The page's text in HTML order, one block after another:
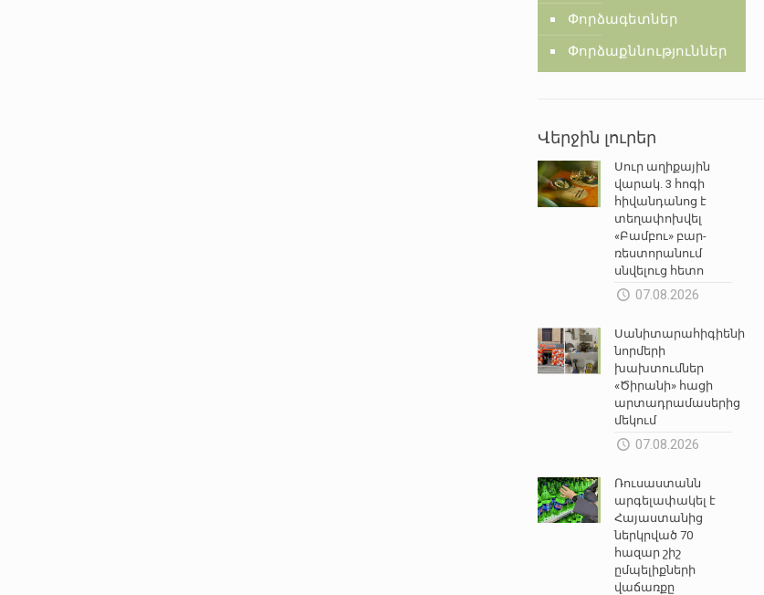
Փորձագետներ
Փորձաքննություններ
Վերջին լուրեր
Սուր աղիքային
վարակ. 3 հոգի
հիվանդանոց է
տեղափոխվել
«Բամբու» բար-
ռեստորանում
սնվելուց հետո
07.08.2026
Սանիտարահիգիենիկ
նորմերի
խախտումներ
«Ծիրանի» հացի
արտադրամասերից
մեկում
07.08.2026
Ռուսաստանն
արգելափակել է
Հայաստանից
ներկրված 70
հազար շիշ
ըմպելիքների
վաճառքը